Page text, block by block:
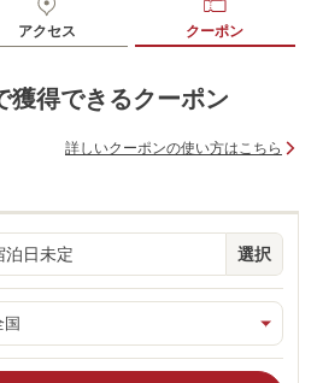
アクセス クーポン
獲得できるクーポン
詳しいクーポンの使い方はこちら
泊日未定 選択